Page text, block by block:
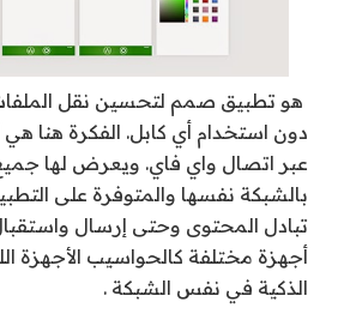
هو تطبيق صمم لتحسين نقل
دون استخدام أي كابل. الفكرة هنا
عبر اتصال واي فاي. ويعرض لها
بالشبكة نفسها والمتوفرة على
تبادل المحتوى وحتى إرسال
أجهزة مختلفة كالحواسيب الأجهزة
الذكية في نفس الشبكة .